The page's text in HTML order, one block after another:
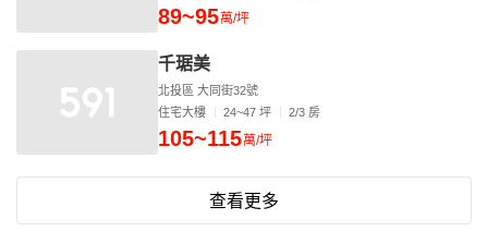
89~95萬/坪
千琚美
北投區 大同街32號
住宅大樓
24~47 坪 2/3 房
105~115萬/坪
查看更多